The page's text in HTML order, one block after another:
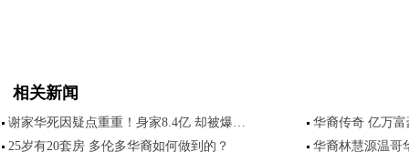
相关新闻
谢家华死因疑点重重！身家8.4亿 却被爆…
华裔传奇 亿万
25岁有20套房 多伦多华裔如何做到的？
华裔林慧源温哥